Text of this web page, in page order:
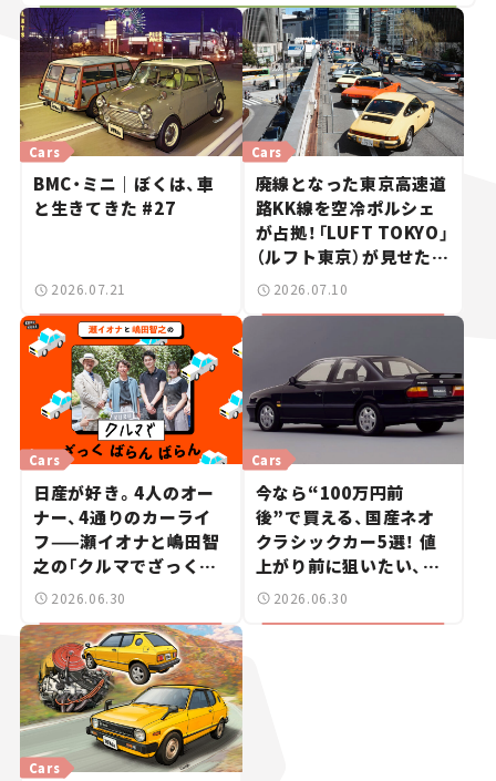
Cars
BMC・ミニ｜ぼくは、車
と生きてきた #27
2026.07.21
Cars
廃線となった東京高速道
路KK線を空冷ポルシェ
が占拠！「LUFT TOKYO」
（ルフト東京）が見せた奇
跡の一日——ハッサンの
2026.07.10
Cars
日産が好き。4人のオー
ナー、4通りのカーライ
フ——瀬イオナと嶋田智
之の「クルマでざっくば
らんばらん！」＃19
2026.06.30
Cars
今なら“100万円前
後”で買える、国産ネオ
クラシックカー5選！ 値
上がり前に狙いたい、中
古車探しをお手伝い――ちょ
2026.06.30
Cars